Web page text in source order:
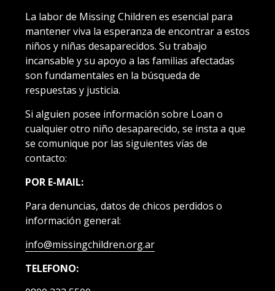
La labor de Missing Children es esencial para
mantener viva la esperanza de encontrar a estos
niños y niñas desaparecidos. Su trabajo
incansable y su apoyo a las familias afectadas
son fundamentales en la búsqueda de
respuestas y justicia.
Si alguien posee información sobre Loan o
cualquier otro niño desaparecido, se insta a que
se comunique por las siguientes vías de
contacto:
POR E-MAIL:
Para denuncias, datos de chicos perdidos o
información general:
info@missingchildren.org.ar
TELEFONO: